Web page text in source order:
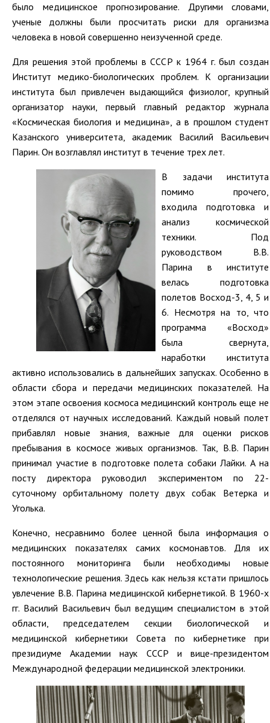
было медицинское прогнозирование. Другими словами,
ученые должны были просчитать риски для организма
человека в новой совершенно неизученной среде.
Для решения этой проблемы в СССР к 1964 г. был создан
Институт медико-биологических проблем. К организации
института был привлечен выдающийся физиолог, крупный
организатор науки, первый главный редактор журнала
«Космическая биология и медицина», а в прошлом студент
Казанского университета, академик Василий Васильевич
Парин. Он возглавлял институт в течение трех лет.
В задачи института
помимо прочего,
входила подготовка и
анализ космической
техники. Под
руководством В.В.
Парина в институте
велась подготовка
полетов Восход-3, 4, 5 и
6. Несмотря на то, что
программа «Восход»
была свернута,
наработки института
активно использовались в дальнейших запусках. Особенно в
области сбора и передачи медицинских показателей. На
этом этапе освоения космоса медицинский контроль еще не
отделялся от научных исследований. Каждый новый полет
прибавлял новые знания, важные для оценки рисков
пребывания в космосе живых организмов. Так, В.В. Парин
принимал участие в подготовке полета собаки Лайки. А на
посту директора руководил экспериментом по 22-
суточному орбитальному полету двух собак Ветерка и
Уголька.
Конечно, несравнимо более ценной была информация о
медицинских показателях самих космонавтов. Для их
постоянного мониторинга были необходимы новые
технологические решения. Здесь как нельзя кстати пришлось
увлечение В.В. Парина медицинской кибернетикой. В 1960-х
гг. Василий Васильевич был ведущим специалистом в этой
области, председателем секции биологической и
медицинской кибернетики Совета по кибернетике при
президиуме Академии наук СССР и вице-президентом
Международной федерации медицинской электроники.